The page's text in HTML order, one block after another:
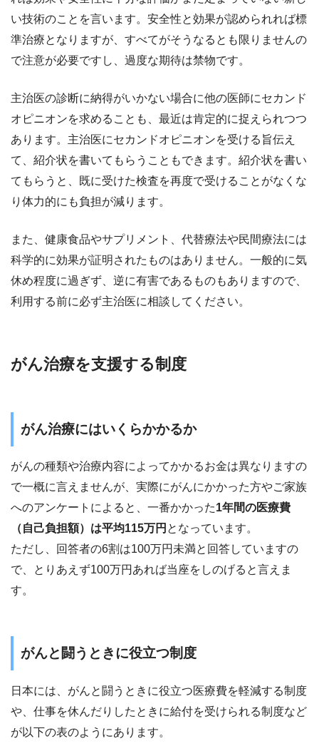
い技術のことを言います。安全性と効果が認められれば標
準治療となりますが、すべてがそうなるとも限りませんの
で注意が必要ですし、過度な期待は禁物です。
主治医の診断に納得がいかない場合に他の医師にセカンド
オピニオンを求めることも、最近は肯定的に捉えられつつ
あります。主治医にセカンドオピニオンを受ける旨伝え
て、紹介状を書いてもらうこともできます。紹介状を書い
てもらうと、既に受けた検査を再度で受けることがなくな
り体力的にも負担が減ります。
また、健康食品やサプリメント、代替療法や民間療法には
科学的に効果が証明されたものはありません。一般的に気
休め程度に過ぎず、逆に有害であるものもありますので、
利用する前に必ず主治医に相談してください。
がん治療を支援する制度
がん治療にはいくらかかるか
がんの種類や治療内容によってかかるお金は異なりますの
で一概に言えませんが、実際にがんにかかった方やご家族
へのアンケートによると、一番かかった1年間の医療費
（自己負担額）は平均115万円 となっています。
ただし、回答者の6割は100万円未満と回答していますの
で、とりあえず100万円あれば当座をしのげると言えま
す。
がんと闘うときに役立つ制度
日本には、がんと闘うときに役立つ医療費を軽減する制度
や、仕事を休んだりしたときに給付を受けられる制度など
が以下の表のようにあります。